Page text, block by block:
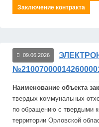
Заключение контракта
09.06.2026
Наименование объекта
твердых коммунальных
по обращению с твердыми
территории Орловской